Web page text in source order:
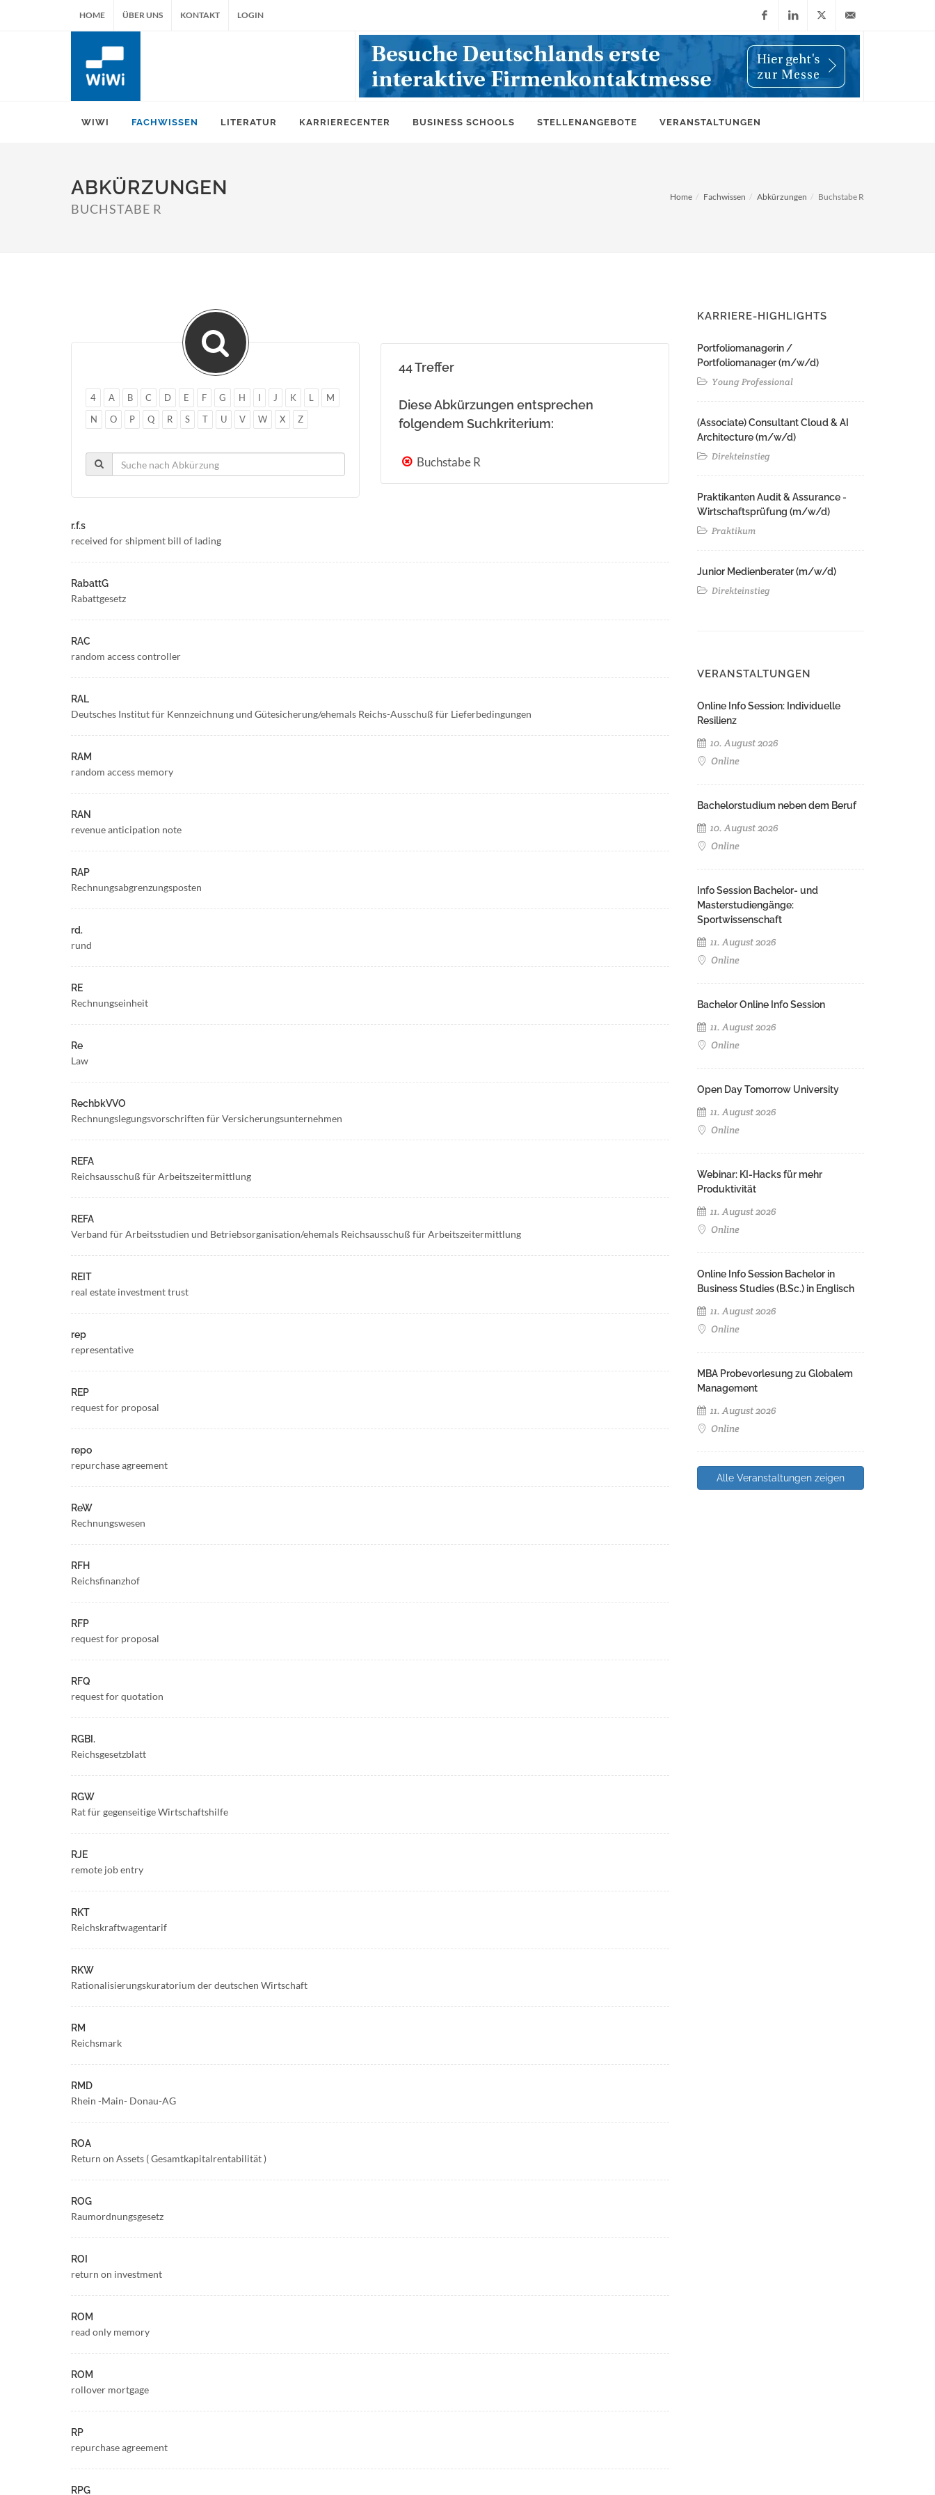
HOME ÜBER UNS KONTAKT LOGIN
FacebookLinkedIn
X
(Twitter)
info@wiwi-
WIWI FACHWISSEN LITERATUR KARRIERECENTER BUSINESS SCHOOLS STELLENANGEBOTE VERANSTALTUNGEN
ABKÜRZUNGEN
BUCHSTABE R
Home Fachwissen Abkürzungen Buchstabe R
4 A B C D E F G H I J K L
M
N
O P Q R S T U V W X Z
44 Treffer
Diese Abkürzungen entsprechen
folgendem Suchkriterium:
Buchstabe R
r.f.s
received for shipment bill of lading
RabattG
Rabattgesetz
RAC
random access controller
RAL
Deutsches Institut für Kennzeichnung und Gütesicherung/ehemals Reichs-Ausschuß für Lieferbedingungen
RAM
random access memory
RAN
revenue anticipation note
RAP
Rechnungsabgrenzungsposten
rd.
rund
RE
Rechnungseinheit
Re
Law
RechbkVVO
Rechnungslegungsvorschriften für Versicherungsunternehmen
REFA
Reichsausschuß für Arbeitszeitermittlung
REFA
Verband für Arbeitsstudien und Betriebsorganisation/ehemals Reichsausschuß für Arbeitszeitermittlung
REIT
real estate investment trust
rep
representative
REP
request for proposal
repo
repurchase agreement
ReW
Rechnungswesen
RFH
Reichsfinanzhof
RFP
request for proposal
RFQ
request for quotation
RGBI.
Reichsgesetzblatt
RGW
Rat für gegenseitige Wirtschaftshilfe
RJE
remote job entry
RKT
Reichskraftwagentarif
RKW
Rationalisierungskuratorium der deutschen Wirtschaft
RM
Reichsmark
RMD
Rhein -Main- Donau-AG
ROA
Return on Assets ( Gesamtkapitalrentabilität )
ROG
Raumordnungsgesetz
ROI
return on investment
ROM
read only memory
ROM
rollover mortgage
RP
repurchase agreement
RPG
KARRIERE-HIGHLIGHTS
Portfoliomanagerin /
Portfoliomanager (m/w/d)
Young Professional
(Associate) Consultant Cloud & AI
Architecture (m/w/d)​ ​
Direkteinstieg
Praktikanten Audit & Assurance -
Wirtschaftsprüfung (m/w/d)
Praktikum
Junior Medienberater (m/w/d)
Direkteinstieg
VERANSTALTUNGEN
Online Info Session: Individuelle
Resilienz
10. August 2026
Online
Bachelorstudium neben dem Beruf
10. August 2026
Online
Info Session Bachelor- und
Masterstudiengänge:
Sportwissenschaft
11. August 2026
Online
Bachelor Online Info Session
11. August 2026
Online
Open Day Tomorrow University
11. August 2026
Online
Webinar: KI-Hacks für mehr
Produktivität
11. August 2026
Online
Online Info Session Bachelor in
Business Studies (B.Sc.) in Englisch
11. August 2026
Online
MBA Probevorlesung zu Globalem
Management
11. August 2026
Online
Alle Veranstaltungen zeigen